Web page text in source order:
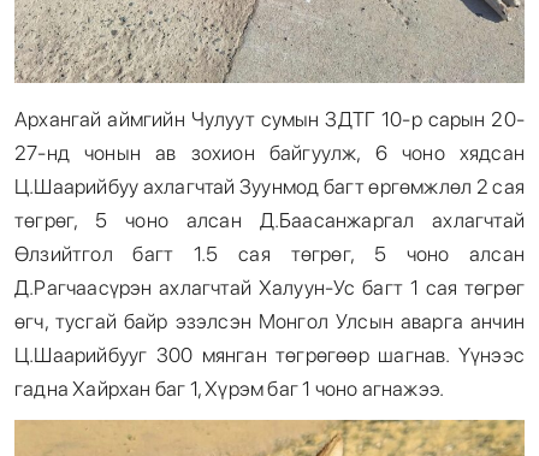
Архангай аймгийн Чулуут сумын ЗДТГ 10-р сарын 20-
27-нд чонын ав зохион байгуулж, 6 чоно хядсан
Ц.Шаарийбуу ахлагчтай Зуунмод багт өргөмжлөл 2 сая
төгрөг, 5 чоно алсан Д.Баасанжаргал ахлагчтай
Өлзийтгол багт 1.5 сая төгрөг, 5 чоно алсан
Д.Рагчаасүрэн ахлагчтай Халуун-Ус багт 1 сая төгрөг
өгч, тусгай байр эзэлсэн Монгол Улсын аварга анчин
Ц.Шаарийбууг 300 мянган төгрөгөөр шагнав. Үүнээс
гадна Хайрхан баг 1, Хүрэм баг 1 чоно агнажээ.